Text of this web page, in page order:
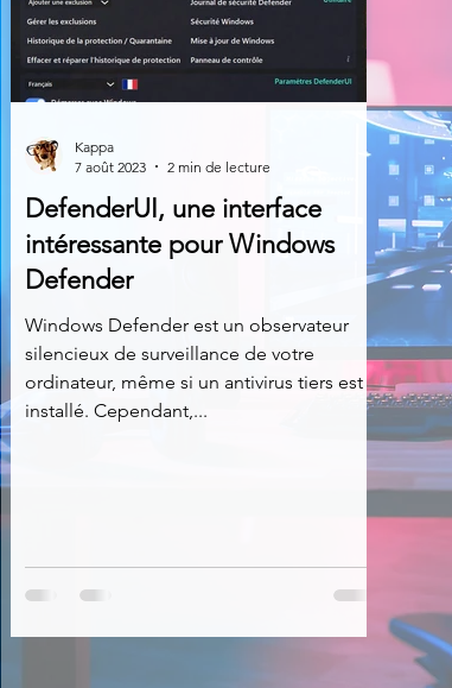
Gestion Système Graphisme
Linux
Multimedia Navigateurs News
Photographie Réseaux Réseaux
Video Logiciels les plus recherchés
DefenderUI, une interface
intéressante pour Windows
Defender
Windows Defender est un observateur
silencieux de surveillance de votre
ordinateur, même si un antivirus tiers est
installé. Cependant,...
Kappa
7 août 2023
2 min de lecture